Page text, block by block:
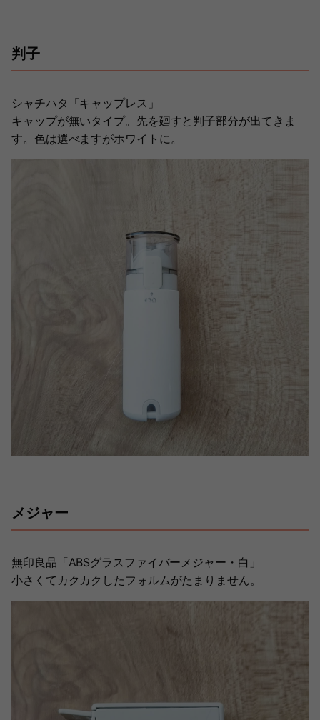
判子
シャチハタ「キャップレス」
キャップが無いタイプ。先を廻すと判子部分が出てきま
す。色は選べますがホワイトに。
メジャー
無印良品「ABSグラスファイバーメジャー・白」
小さくてカクカクしたフォルムがたまりません。